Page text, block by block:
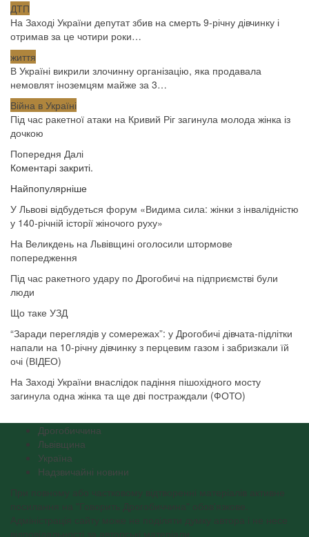
ДТП
На Заході України депутат збив на смерть 9-річну дівчинку і
отримав за це чотири роки…
життя
В Україні викрили злочинну організацію, яка продавала
немовлят іноземцям майже за 3…
Війна в Україні
Під час ракетної атаки на Кривий Ріг загинула молода жінка із
дочкою
Попередня Далі
Коментарі закриті.
Найпопулярніше
У Львові відбудеться форум «Видима сила: жінки з інвалідністю
у 140-річній історії жіночого руху»
На Великдень на Львівщині оголосили штормове
попередження
Під час ракетного удару по Дрогобичі на підприємстві були
люди
Що таке УЗД
“Заради переглядів у сомережах”: у Дрогобичі дівчата-підлітки
напали на 10-річну дівчинку з перцевим газом і забризкали їй
очі (ВІДЕО)
На Заході України внаслідок падіння пішохідного мосту
загинула одна жінка та ще дві постраждали (ФОТО)
Дрогобиччина
Львівщина
Україна
Надзвичайні новини
При повному або частковому відтворенні матеріалів активне
посилання на "Говорить Дрогобиччина" обов'язкове.
Адміністрація сайту може не поділяти думку автора і не несе
відповідальності за авторські матеріали.